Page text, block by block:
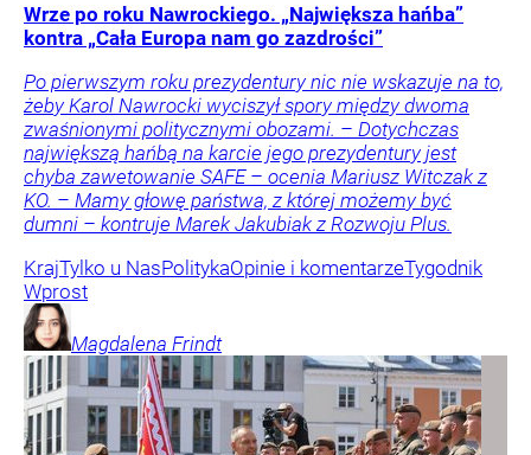
Wrze po roku Nawrockiego. „Największa hańba”
kontra „Cała Europa nam go zazdrości”
Po pierwszym roku prezydentury nic nie wskazuje na to,
żeby Karol Nawrocki wyciszył spory między dwoma
zwaśnionymi politycznymi obozami. – Dotychczas
największą hańbą na karcie jego prezydentury jest
chyba zawetowanie SAFE – ocenia Mariusz Witczak z
KO. – Mamy głowę państwa, z której możemy być
dumni – kontruje Marek Jakubiak z Rozwoju Plus.
KrajTylko u NasPolitykaOpinie i komentarzeTygodnik
Wprost
Magdalena Frindt